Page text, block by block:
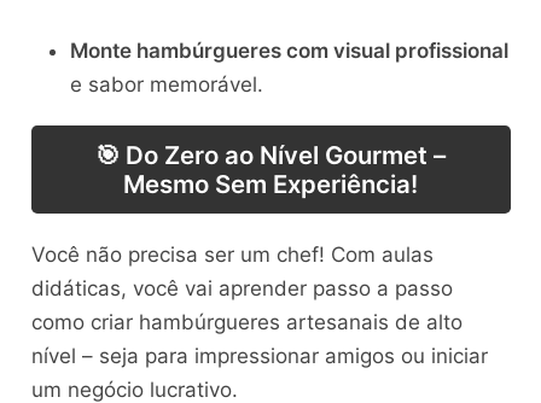
Monte hambúrgueres com visual profissional
e sabor memorável.
🎯 Do Zero ao Nível Gourmet –
Mesmo Sem Experiência!
Você não precisa ser um chef! Com aulas
didáticas, você vai aprender passo a passo
como criar hambúrgueres artesanais de alto
nível – seja para impressionar amigos ou iniciar
um negócio lucrativo.